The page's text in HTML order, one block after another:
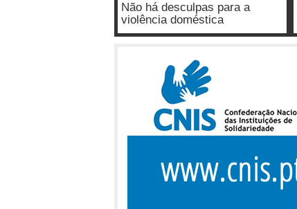
Não há desculpas para a
violência doméstica